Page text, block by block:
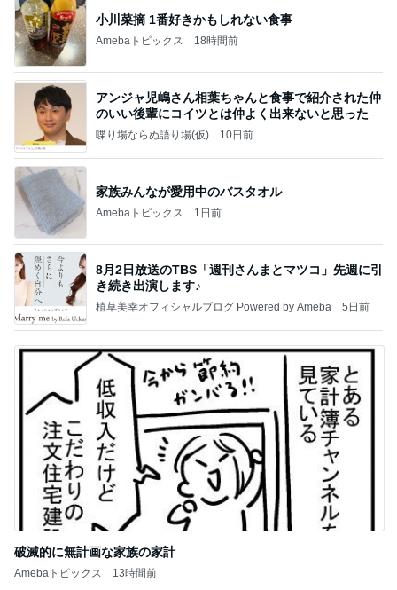
小川菜摘 1番好きかもしれない食事
Amebaトピックス 18時間前
アンジャ児嶋さん相葉ちゃんと食事で紹介された仲
のいい後輩にコイツとは仲よく出来ないと思った
喋り場ならぬ語り場(仮) 10日前
家族みんなが愛用中のバスタオル
Amebaトピックス 1日前
8月2日放送のTBS「週刊さんまとマツコ」先週に引
き続き出演します♪
植草美幸オフィシャルブログ Powered by Ameba 5日前
破滅的に無計画な家族の家計
Amebaトピックス 13時間前